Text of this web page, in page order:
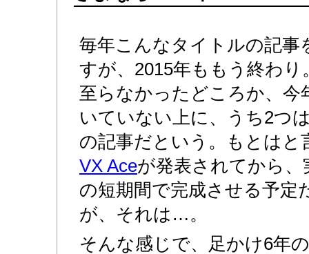
毎年こんなタイトルの記事
すが、2015年ももう終わり
至らなかったどころか、今
いていない上に、うち2つ
の記事だという。もとはと
VX Aceが発表されてから
の短期間で完成させる予定
が、それは…。
そんな感じで、足かけ6年